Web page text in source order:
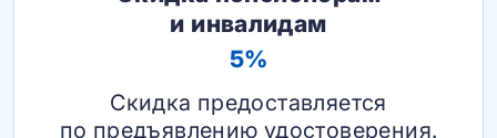
и инвалидам
5%
Скидка предоставляется
по предъявлению удостоверения.